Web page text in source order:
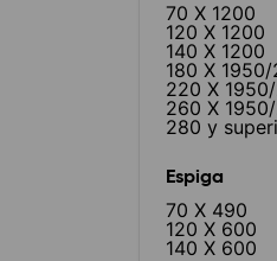
70 X 1200
120 X 1200
140 X 1200
180 X
220 X
260 X
280 y
Espiga
70 X 490
120 X 600
140 X 600